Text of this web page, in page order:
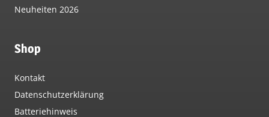
Neuheiten 2026
Shop
Kontakt
Datenschutzerklärung
Batteriehinweis